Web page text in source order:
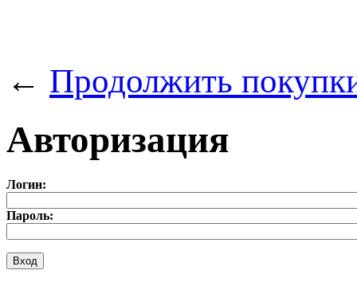
← Продолжить
Авторизация
Логин:
Пароль: